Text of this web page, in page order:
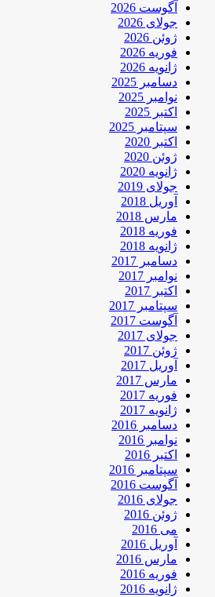
آگوست 2026
جولای 2026
ژوئن 2026
فوریه 2026
ژانویه 2026
دسامبر 2025
نوامبر 2025
اکتبر 2025
سپتامبر 2025
اکتبر 2020
ژوئن 2020
ژانویه 2020
جولای 2019
آوریل 2018
مارس 2018
فوریه 2018
ژانویه 2018
دسامبر 2017
نوامبر 2017
اکتبر 2017
سپتامبر 2017
آگوست 2017
جولای 2017
ژوئن 2017
آوریل 2017
مارس 2017
فوریه 2017
ژانویه 2017
دسامبر 2016
نوامبر 2016
اکتبر 2016
سپتامبر 2016
آگوست 2016
جولای 2016
ژوئن 2016
می 2016
آوریل 2016
مارس 2016
فوریه 2016
ژانویه 2016